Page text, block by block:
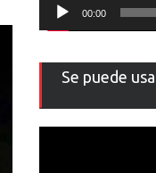
00:00
Se puede